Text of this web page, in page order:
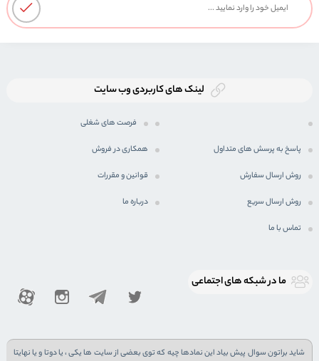
لینک های کاربردی وب سایت
فرصت های شغلی
پاسخ به پرسش های متداول همکاری در فروش
روش ارسال سفارش قوانین و مقررات
روش ارسال سریع درباره ما
تماس با ما
ما در شبكه های اجتماعی
شاید براتون سوال پیش بیاد این نمادها چیه که توی بعضی از سایت ها یکی ، یا دوتا و یا نهایتا